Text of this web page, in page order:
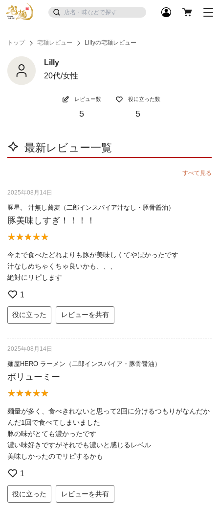
トップ 宅麺レビュー Lillyの宅麺レビュー
Lilly
20代/女性
レビュー数
5
役に立った数
5
最新レビュー一覧
すべて見る
2025年08月14日
豚星。 汁無し蕎麦（二郎インスパイア汁なし・豚骨醤油）
豚美味しすぎ！！！！
今まで食べたどれよりも豚が美味しくてやばかったです
汁なしめちゃくちゃ良いかも、、、
絶対にリピします
1
役に立った レビューを共有
2025年08月14日
麺屋HERO ラーメン（二郎インスパイア・豚骨醤油）
ボリューミー
麺量が多く、食べきれないと思って2回に分けるつもりがなんだか
んだ1回で食べてしまいました
豚の味がとても濃かったです
濃い味好きですがそれでも濃いと感じるレベル
美味しかったのでリピするかも
1
役に立った レビューを共有